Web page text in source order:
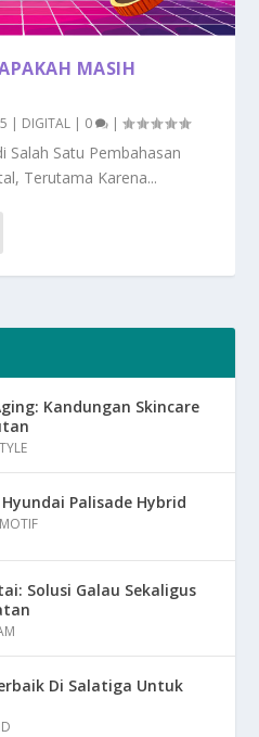
MASIH
| DIGITAL | 0 |
Salah Satu Pembahasan
Terutama Karena...
Kandungan Skincare
Palisade Hybrid
Solusi Galau Sekaligus
Di Salatiga Untuk